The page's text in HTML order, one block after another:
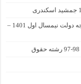
دانلود رایگان نمونه سوال اصول تنظیم و کنترل بودجه دولت نیمسال اول 1401 –